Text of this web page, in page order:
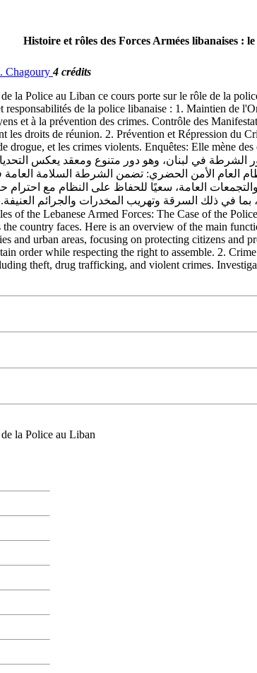
Histoire et rôles des Forces Armées libanaises :
Chagoury4 crédits
la Police au Liban ce cours porte sur le rôle de la
de la police libanaise : 1. Maintien de
et à la prévention des crimes. Contrôle des
les droits de réunion. 2. Prévention et Répression du
et les crimes violents. Enquêtes: Elle mène
الرئيسية للشرطة اللبنانية: 1. الحفاظ على النظام العام الأمن الحضري:
في ذلك السرقة وتهريب المخدرات والجرائم العنيفة.
country faces. Here is an overview of the main
and urban areas, focusing on protecting citizens and
order while respecting the right to assemble. 2.
theft, drug trafficking, and violent crimes.
la Police au Liban